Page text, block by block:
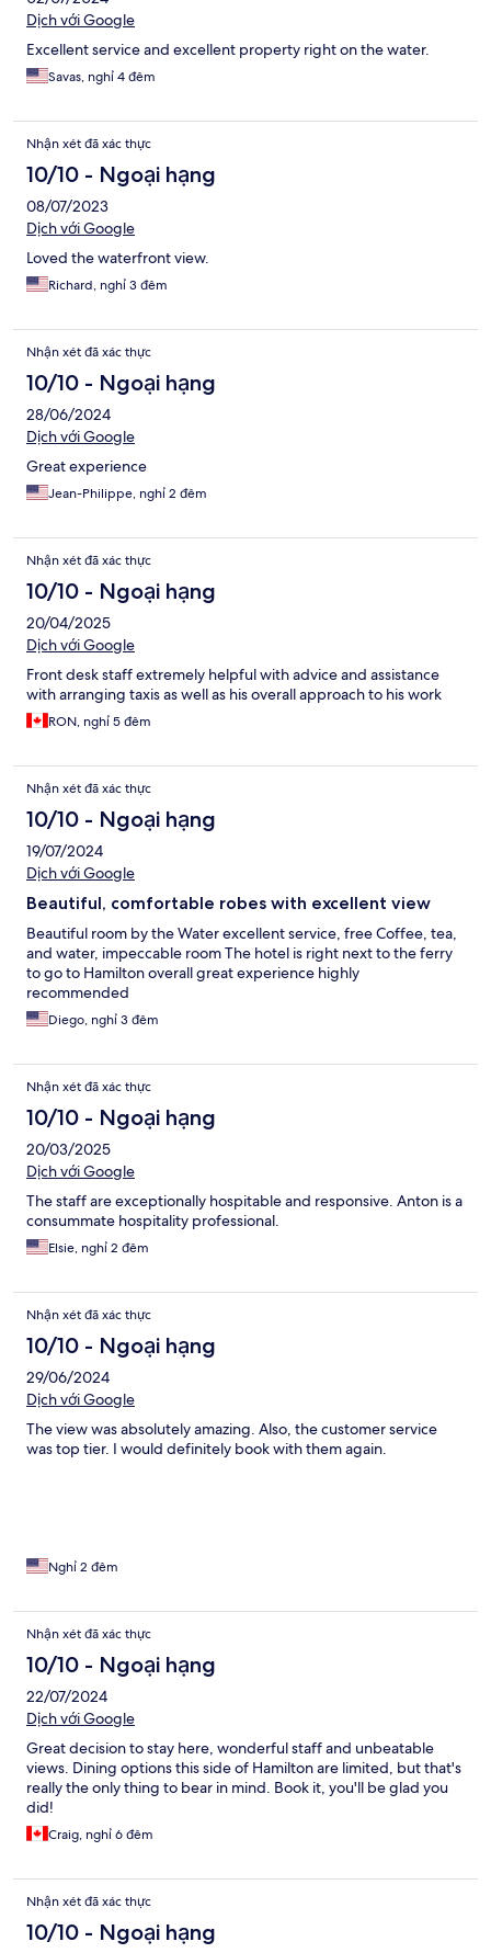
Dịch với Google
Excellent service and excellent property right on the water.
Savas, nghỉ 4 đêm
Nhận xét đã xác thực
10/10 - Ngoại hạng
08/07/2023
Dịch với Google
Loved the waterfront view.
Richard, nghỉ 3 đêm
Nhận xét đã xác thực
10/10 - Ngoại hạng
28/06/2024
Dịch với Google
Great experience
Jean-Philippe, nghỉ 2 đêm
Nhận xét đã xác thực
10/10 - Ngoại hạng
20/04/2025
Dịch với Google
Front desk staff extremely helpful with advice and assistance
with arranging taxis as well as his overall approach to his work
RON, nghỉ 5 đêm
Nhận xét đã xác thực
10/10 - Ngoại hạng
19/07/2024
Dịch với Google
Beautiful, comfortable robes with excellent view
Beautiful room by the Water excellent service, free Coffee, tea,
and water, impeccable room The hotel is right next to the ferry
to go to Hamilton overall great experience highly
recommended
Diego, nghỉ 3 đêm
Nhận xét đã xác thực
10/10 - Ngoại hạng
20/03/2025
Dịch với Google
The staff are exceptionally hospitable and responsive. Anton is a
consummate hospitality professional.
Elsie, nghỉ 2 đêm
Nhận xét đã xác thực
10/10 - Ngoại hạng
29/06/2024
Dịch với Google
The view was absolutely amazing. Also, the customer service
was top tier. I would definitely book with them again.
Nghỉ 2 đêm
Nhận xét đã xác thực
10/10 - Ngoại hạng
22/07/2024
Dịch với Google
Great decision to stay here, wonderful staff and unbeatable
views. Dining options this side of Hamilton are limited, but that's
really the only thing to bear in mind. Book it, you'll be glad you
did!
Craig, nghỉ 6 đêm
Nhận xét đã xác thực
10/10 - Ngoại hạng